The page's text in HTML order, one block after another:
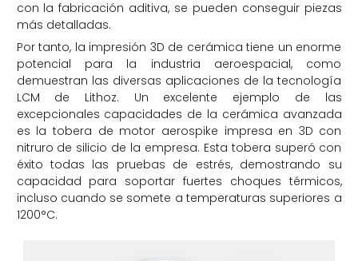
con la fabricación aditiva, se pueden conseguir piezas
más detalladas.
Por tanto, la impresión 3D de cerámica tiene un enorme
potencial para la industria aeroespacial, como
demuestran las diversas aplicaciones de la tecnología
LCM de Lithoz. Un excelente ejemplo de las
excepcionales capacidades de la cerámica avanzada
es la tobera de motor aerospike impresa en 3D con
nitruro de silicio de la empresa. Esta tobera superó con
éxito todas las pruebas de estrés, demostrando su
capacidad para soportar fuertes choques térmicos,
incluso cuando se somete a temperaturas superiores a
1200°C.